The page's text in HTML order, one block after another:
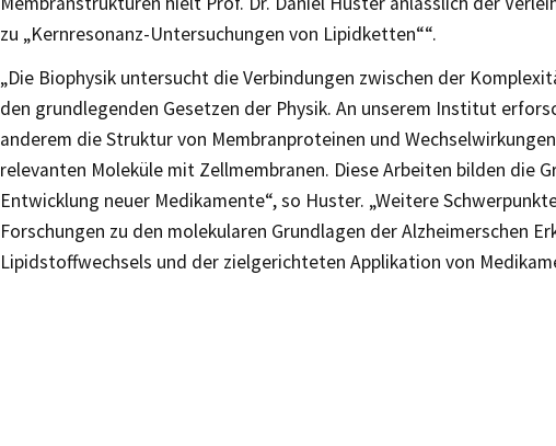
zu „Kernresonanz-Untersuchungen von Lipidketten““.
„Die Biophysik untersucht die Verbindungen zwischen der
den grundlegenden Gesetzen der Physik. An unserem Institut
anderem die Struktur von Membranproteinen und
relevanten Moleküle mit Zellmembranen. Diese Arbeiten bilden die
Entwicklung neuer Medikamente“, so Huster. „Weitere
Forschungen zu den molekularen Grundlagen der Alzheimerschen
Lipidstoffwechsels und der zielgerichteten Applikation von